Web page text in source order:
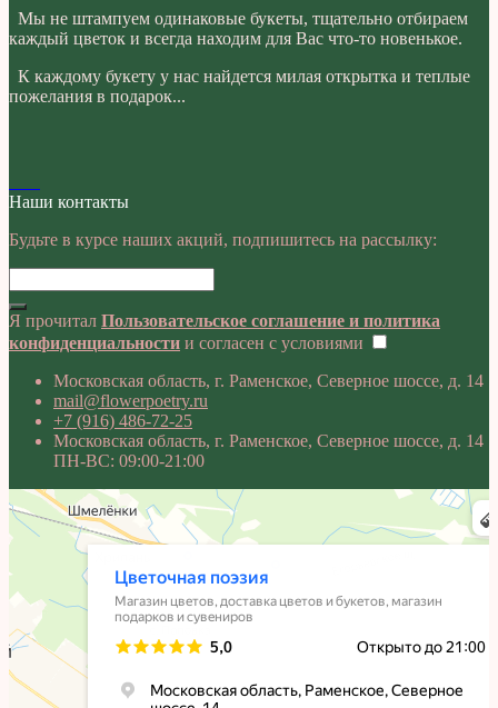
Мы не штампуем одинаковые букеты, тщательно отбираем
каждый цветок и всегда находим для Вас что-то новенькое.
К каждому букету у нас найдется милая открытка и теплые
пожелания в подарок...
Наши контакты
Будьте в курсе наших акций, подпишитесь на рассылку:
Я прочитал Пользовательское соглашение и политика
конфиденциальности и согласен с условиями
Московская область, г. Раменское, Северное шоссе, д. 14
mail@flowerpoetry.ru
+7 (916) 486-72-25
Московская область, г. Раменское, Северное шоссе, д. 14
ПН-ВС: 09:00-21:00